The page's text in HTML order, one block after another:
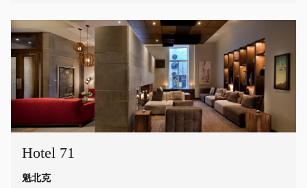
Hotel 71
魁北克